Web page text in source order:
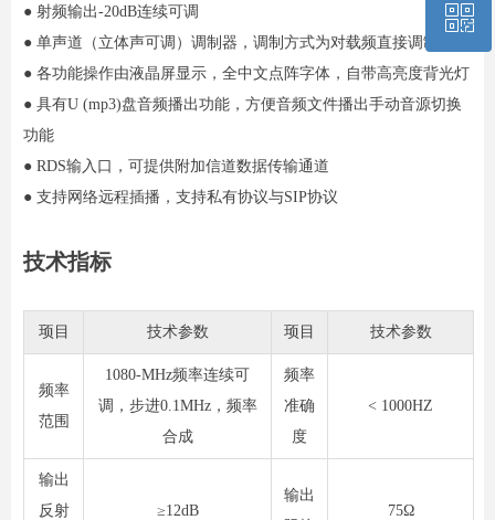
● 射频输出-20dB连续可调
● 单声道（立体声可调）调制器，调制方式为对载频直接调制
● 各功能操作由液晶屏显示，全中文点阵字体，自带高亮度背光灯
● 具有U (mp3)盘音频播出功能，方便音频文件播出手动音源切换
功能
● RDS输入口，可提供附加信道数据传输通道
● 支持网络远程插播，支持私有协议与SIP协议
技术指标
顼目 技术参数 顼目 技术参数
频率
范围
1080-MHz频率连续可
调，步进0.1MHz，频率
合成
频率
准确
度
< 1000HZ
输出
反射
≥12dB
输出
75Ω
13701099869
ꀥ
微信二维码